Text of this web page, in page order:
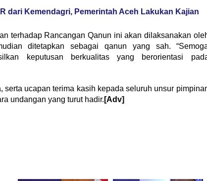
dari Kemendagri, Pemerintah Aceh Lakukan Kajian
terhadap Rancangan Qanun ini akan dilaksanakan
ditetapkan sebagai qanun yang sah.
keputusan berkualitas yang berorientasi
serta ucapan terima kasih kepada seluruh unsur
undangan yang turut hadir. [Adv]